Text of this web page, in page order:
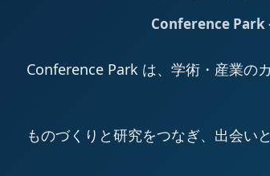
Conference Park
Conference Park は、学術・産業の
ものづくりと研究をつなぎ、出会い